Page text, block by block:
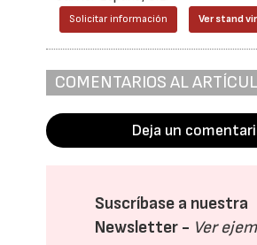
Solicitar información Ver stand
COMENTARIOS AL
Deja un
Suscríbase a nuestra
Newsletter - Ver